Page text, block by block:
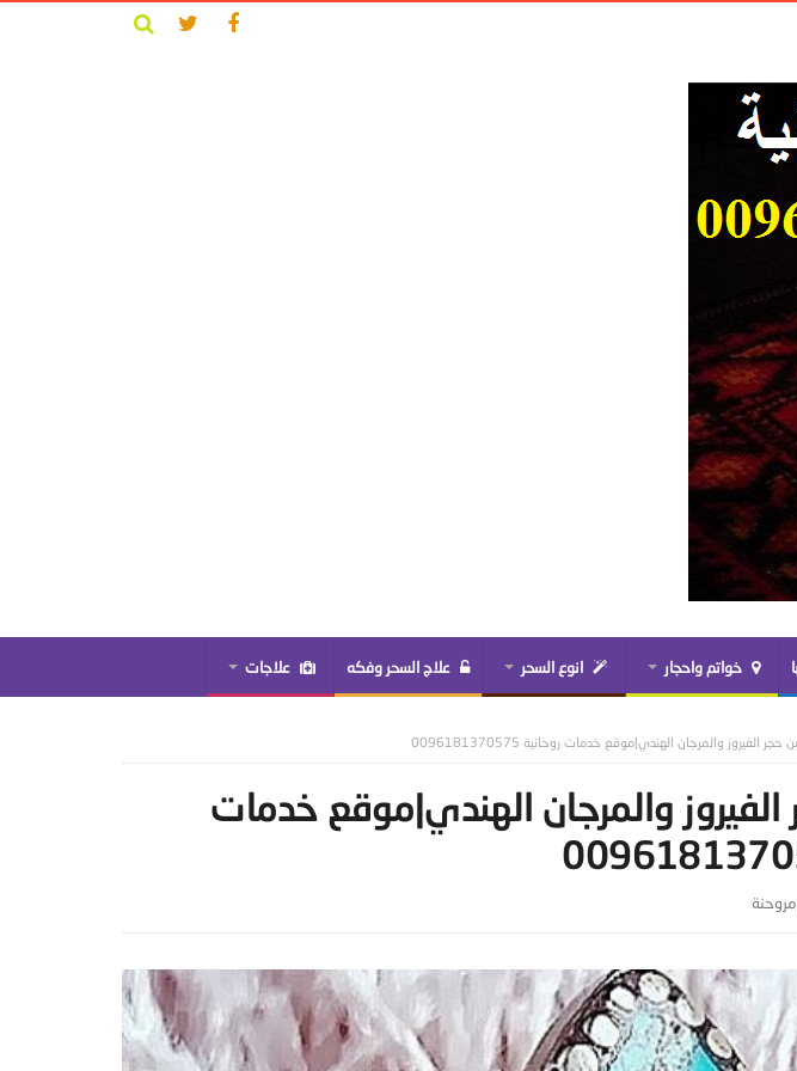
خواتم واحجار انوع السحر علاج السحر وفكه علاجات
الفيروز والمرجان الهندي|موقع خدمات روحانية 0096181370575
والمرجان الهندي|موقع خدمات